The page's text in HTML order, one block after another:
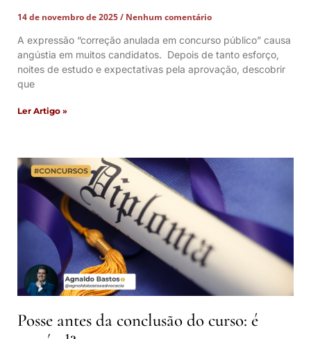
14 de novembro de 2025
Nenhum comentário
A expressão “correção anulada em concurso público” causa
angústia em muitos candidatos. Depois de tanto esforço,
noites de estudo e expectativas pela aprovação, descobrir
que
Ler Artigo »
Posse antes da conclusão do curso: é